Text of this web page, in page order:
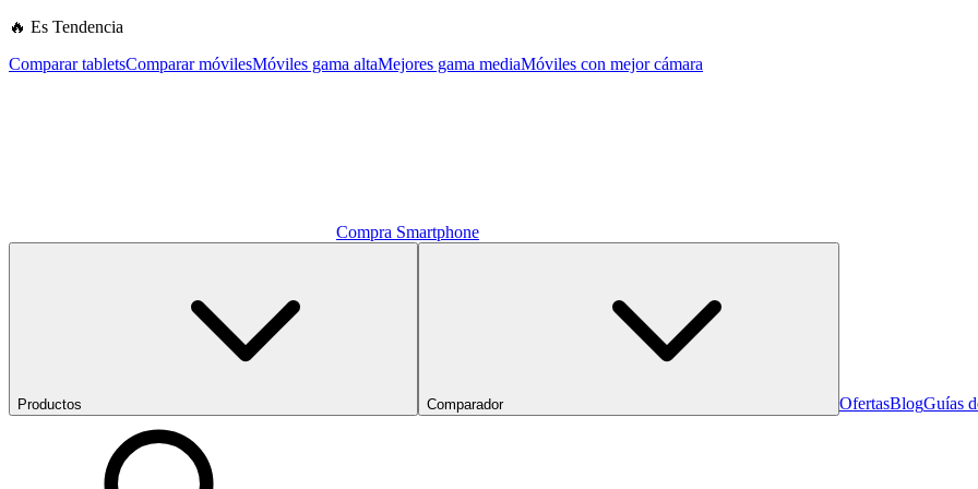
🔥 Es Tendencia
Comparar tabletsComparar móvilesMóviles gama altaMejores gama mediaMóviles con mejor cámara
Compra Smartphone
Productos Comparador OfertasBlogGuías